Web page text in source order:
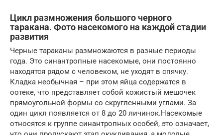
Цикл размножения большого черного
таракана. Фото насекомого на каждой стадии
развития
Черные тараканы размножаются в разные периоды
года. Это синантропные насекомые, они постоянно
находятся рядом с человеком, не уходят в спячку.
Кладка необычная – при этом яйца содержатся в
оотеке, что представляет собой кожистый мешочек
прямоугольной формы со скругленными углами. За
один цикл появляется от 8 до 20 личинок.Насекомые
относятся к группе синантропных особей, это означает,